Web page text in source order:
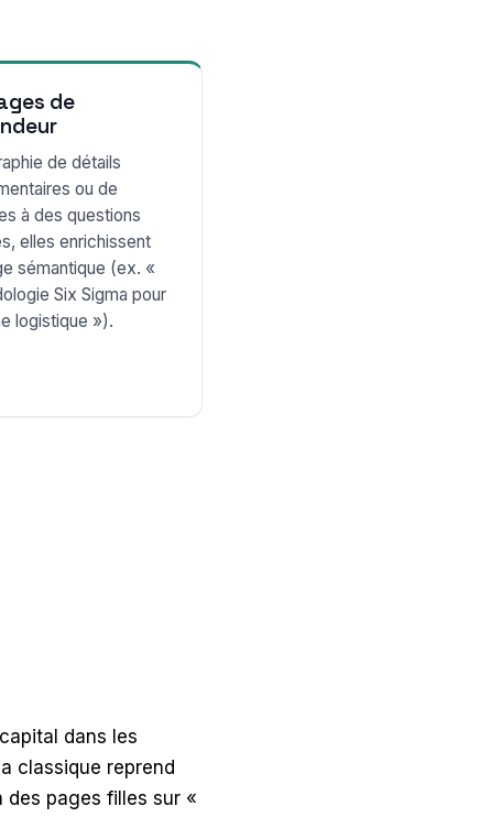
de
de détails
ou de
à des questions
elles enrichissent
sémantique (ex. «
Six Sigma pour
logistique »).
dans les
classique reprend
des pages filles sur «